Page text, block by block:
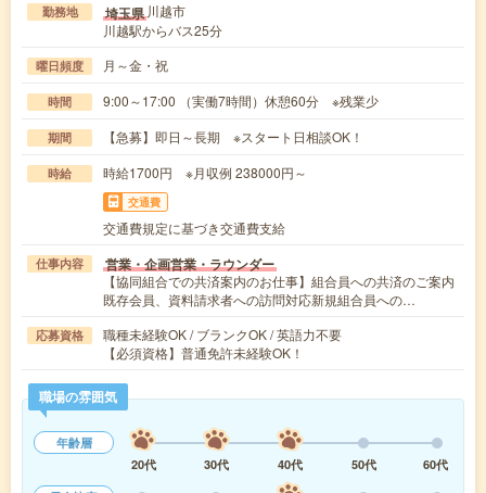
勤務地 埼玉県 川越市
川越駅からバス25分
曜日頻度 月～金・祝
時間 9:00～17:00 （実働7時間）休憩60分 ※残業少
期間 【急募】即日～長期 ※スタート日相談OK！
時給 時給1700円 ※月収例 238000円～
交通費
交通費規定に基づき交通費支給
仕事内容 営業・企画営業・ラウンダー
【協同組合での共済案内のお仕事】組合員への共済のご案内
既存会員、資料請求者への訪問対応新規組合員への…
応募資格
職種未経験OK / ブランクOK / 英語力不要
【必須資格】普通免許未経験OK！
職場の雰囲気
年齢層
20代
30代 40代 50代
60代